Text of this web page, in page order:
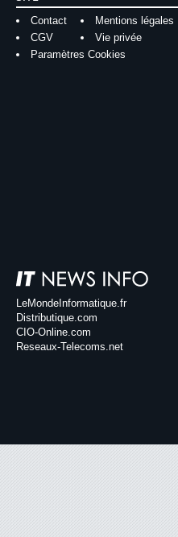
Contact
Mentions légales
CGV
Vie privée
Paramètres Cookies
LeMondeInformatique.fr
Distributique.com
CIO-Online.com
Reseaux-Telecoms.net